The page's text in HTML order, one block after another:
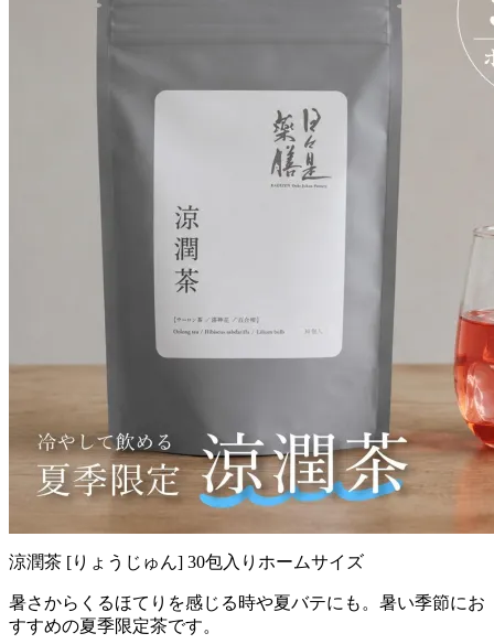
涼潤茶 [りょうじゅん] 30包入りホームサイズ
暑さからくるほてりを感じる時や夏バテにも。暑い季節にお
すすめの夏季限定茶です。